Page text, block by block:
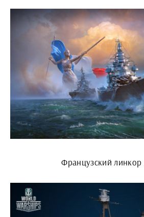
Французский линкор